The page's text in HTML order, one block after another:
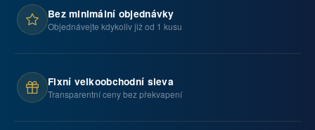
Bez minimální objednávky
Objednávejte kdykoliv již od 1 kusu
Fixní velkoobchodní sleva
Transparentní ceny bez překvapení